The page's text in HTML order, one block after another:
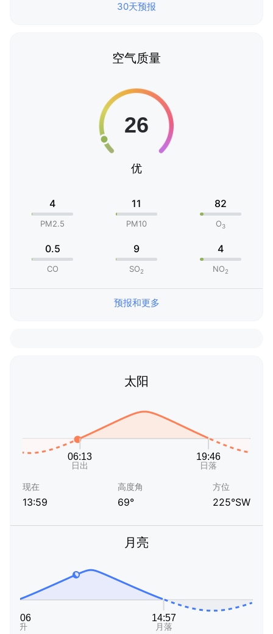
30天预报
空气质量
优
4
PM2.5
11
PM10
82
O3
0.5
CO
9
SO2
4
NO2
预报和更多
太阳
现在
13:59
高度角
69°
方位
225°SW
月亮